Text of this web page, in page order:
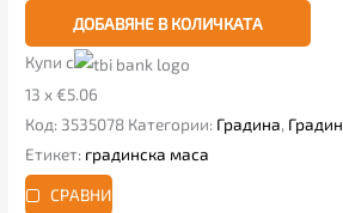
ДОБАВЯНЕ В КОЛИЧКАТА
Купи с
13 x €5.06
Код: 3535078 Категории: Градина,
Етикет: градинска маса
СРАВНИ